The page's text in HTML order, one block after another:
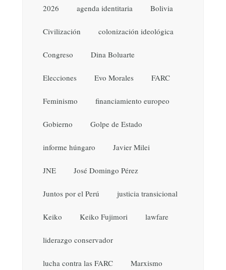
2026 agenda identitaria Bolivia
Civilización colonización ideológica
Congreso Dina Boluarte
Elecciones Evo Morales FARC
Feminismo financiamiento europeo
Gobierno Golpe de Estado
informe húngaro Javier Milei
JNE José Domingo Pérez
Juntos por el Perú justicia transicional
Keiko Keiko Fujimori lawfare
liderazgo conservador
lucha contra las FARC Marxismo